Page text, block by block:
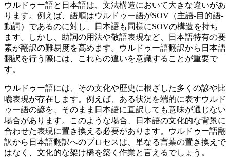
ウルドゥー語と日本語は、文法構造において大きな違いがあ
ります。例えば、語順はウルドゥー語がSOV（主語-目的語-
動詞）であるのに対し、日本語も同様にSOVの構造を持ち
ます。しかし、助詞の用法や敬語表現など、日本語特有の要
素が翻訳の難易度を高めます。ウルドゥー語翻訳から日本語
翻訳を行う際には、これらの違いを意識することが重要で
す。
ウルドゥー語には、その文化や歴史に根ざした多くの諺や比
喩表現が存在します。例えば、ある状況を端的に表すウルド
ゥー語の諺を、そのまま日本語に直訳しても意味が通じない
場合があります。このような場合、日本語の文化的な背景に
合わせた表現に置き換える必要があります。ウルドゥー語翻
訳から日本語翻訳へのプロセスは、単なる言葉の置き換えで
はなく、文化的な架け橋を築く作業と言えるでしょう。